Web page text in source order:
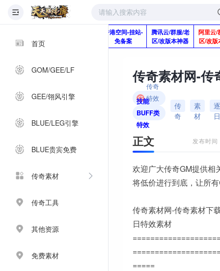
首页
GOM/GEE/LF
GEE/翎风引擎
BLUE/LEG引擎
BLUE贵宾免费
传奇素材
传奇工具
其他资源
免费素材
Q920992345
香港空间-挂站-
免备案
腾讯云/群服/老
区/改版本神器
阿里云/
区/改版
传奇
特效
素材
技能
BUFF类
特效
传
奇
素
材
逐
日
正文 发布时
欢迎广大传奇GM提供相
将低价进行到底，让所
传奇素材网-传奇素材下
日特效素材
=====